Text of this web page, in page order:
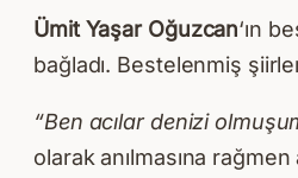
Ümit Yaşar Oğuzcan‘ın
bağladı. Bestelenmiş
“Ben acılar denizi
olarak anılmasına